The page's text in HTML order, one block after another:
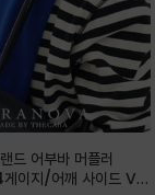
드 어부바 머플러
지/어깨 사이드 VN